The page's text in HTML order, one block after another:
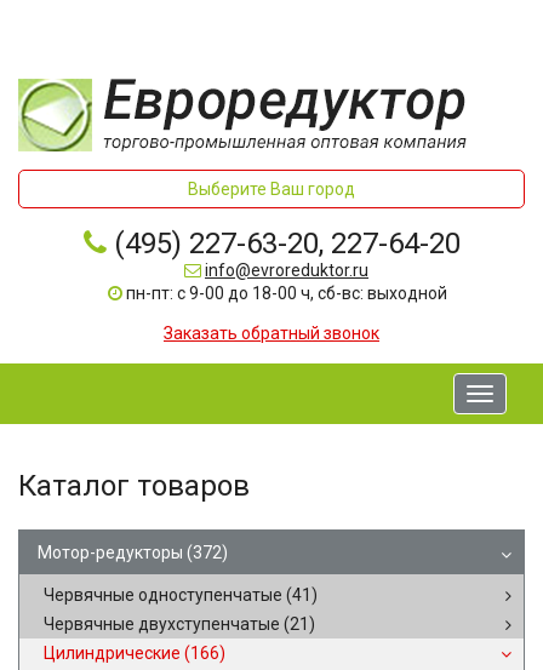
Выберите Ваш город
(495) 227-63-20, 227-64-20
info@evroreduktor.ru
пн-пт: с 9-00 до 18-00 ч, сб-вс: выходной
Заказать обратный звонок
Toggle
Каталог товаров
Мотор-редукторы (372)
Червячные одноступенчатые (41)
Червячные двухступенчатые (21)
Цилиндрические (166)